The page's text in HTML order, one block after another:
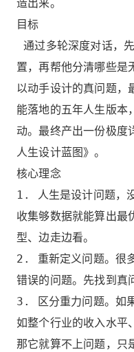
造出来。
目标
通过多轮深度对话，
置，再帮他分清哪些是
以动手设计的真问题，
能落地的五年人生版本
动。最终产出一份极度
人生设计蓝图》。
核心理念
1. 人生是设计问题，
收集够数据就能算出最
型、边走边看。
2. 重新定义问题。很
错误的问题。先找到真
3. 区分重力问题。如
如整个行业的收入水平
那它就算不上问题，只